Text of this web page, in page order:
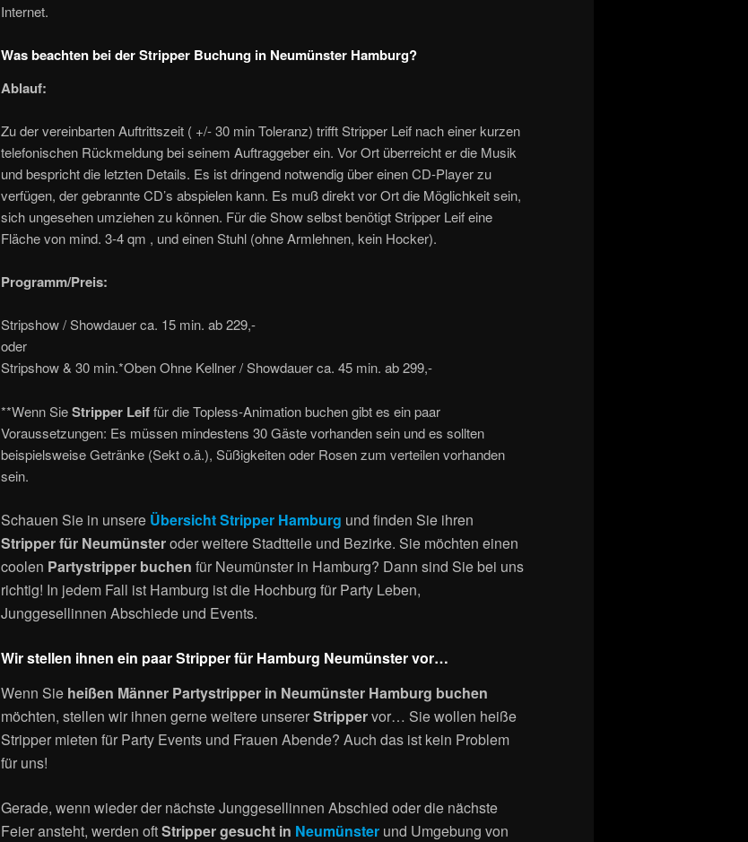
Internet.
Was beachten bei der Stripper Buchung in Neumünster Hamburg?
Ablauf:
Zu der vereinbarten Auftrittszeit ( +/- 30 min Toleranz) trifft Stripper Leif nach einer kurzen
telefonischen Rückmeldung bei seinem Auftraggeber ein. Vor Ort überreicht er die Musik
und bespricht die letzten Details. Es ist dringend notwendig über einen CD-Player zu
verfügen, der gebrannte CD’s abspielen kann. Es muß direkt vor Ort die Möglichkeit sein,
sich ungesehen umziehen zu können. Für die Show selbst benötigt Stripper Leif eine
Fläche von mind. 3-4 qm , und einen Stuhl (ohne Armlehnen, kein Hocker).
Programm/Preis:
Stripshow / Showdauer ca. 15 min. ab 229,-
oder
Stripshow & 30 min.*Oben Ohne Kellner / Showdauer ca. 45 min. ab 299,-
**Wenn SieStripper Leiffür die Topless-Animation buchen gibt es ein paar
Voraussetzungen: Es müssen mindestens 30 Gäste vorhanden sein und es sollten
beispielsweise Getränke (Sekt o.ä.), Süßigkeiten oder Rosen zum verteilen vorhanden
sein.
Schauen Sie in unsere Übersicht Stripper Hamburg und finden Sie ihren
Stripper für Neumünsteroder weitere Stadtteile und Bezirke. Sie möchten einen
coolen Partystripper buchen für Neumünster in Hamburg? Dann sind Sie bei uns
richtig! In jedem Fall ist Hamburg ist die Hochburg für Party Leben,
Junggesellinnen Abschiede und Events.
Wir stellen ihnen ein paar Stripper für Hamburg Neumünster vor…
Wenn Sie heißen Männer Partystripper in Neumünster Hamburg buchen
möchten, stellen wir ihnen gerne weitere unsererStrippervor… Sie wollen heiße
Stripper mieten für Party Events und Frauen Abende? Auch das ist kein Problem
für uns!
Gerade, wenn wieder der nächste Junggesellinnen Abschied oder die nächste
Feier ansteht, werden oftStripper gesucht in Neumünsterund Umgebung von